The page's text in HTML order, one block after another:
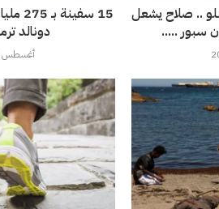
15
دونالد
أغسطس 6,
.. صلاح يشعل
سبور .....